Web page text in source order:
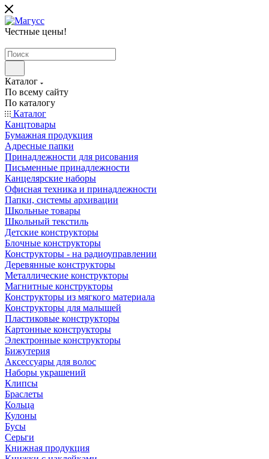
Честные цены!
Каталог
По всему сайту
По каталогу
Каталог
Канцтовары
Бумажная продукция
Адресные папки
Принадлежности для рисования
Письменные принадлежности
Канцелярские наборы
Офисная техника и принадлежности
Папки, системы архивации
Школьные товары
Школьный текстиль
Детские конструкторы
Блочные конструкторы
Конструкторы - на радиоуправлении
Деревянные конструкторы
Металлические конструкторы
Магнитные конструкторы
Конструкторы из мягкого материала
Конструкторы для малышей
Пластиковые конструкторы
Картонные конструкторы
Электронные конструкторы
Бижутерия
Аксессуары для волос
Наборы украшений
Клипсы
Браслеты
Кольца
Кулоны
Бусы
Серьги
Книжная продукция